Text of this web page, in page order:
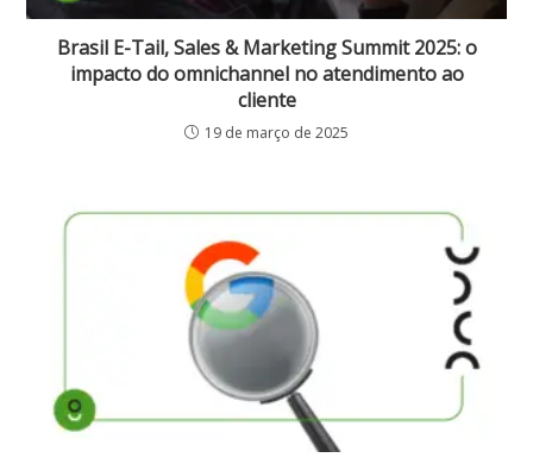
Brasil E-Tail, Sales & Marketing Summit 2025: o
impacto do omnichannel no atendimento ao
cliente
19 de março de 2025